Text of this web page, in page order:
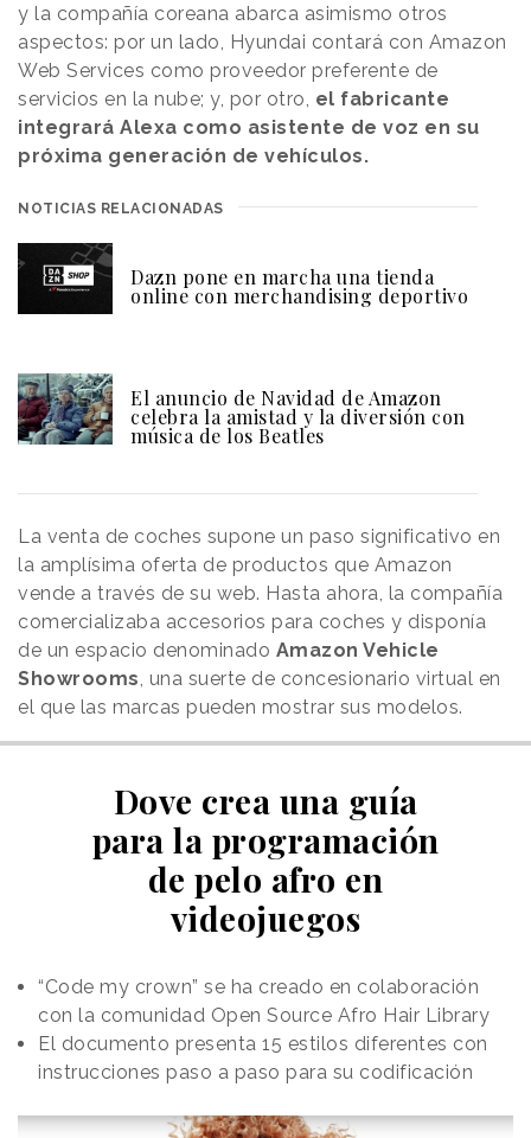
y la compañía coreana abarca asimismo otros
aspectos: por un lado, Hyundai contará con Amazon
Web Services como proveedor preferente de
servicios en la nube; y, por otro, el fabricante
integrará Alexa como asistente de voz en su
próxima generación de vehículos.
NOTICIAS RELACIONADAS
Dazn pone en marcha una tienda
online con merchandising deportivo
El anuncio de Navidad de Amazon
celebra la amistad y la diversión con
música de los Beatles
La venta de coches supone un paso significativo en
la amplísima oferta de productos que Amazon
vende a través de su web. Hasta ahora, la compañía
comercializaba accesorios para coches y disponía
de un espacio denominado Amazon Vehicle
Showrooms, una suerte de concesionario virtual en
el que las marcas pueden mostrar sus modelos.
Dove crea una guía
para la programación
de pelo afro en
videojuegos
“Code my crown” se ha creado en colaboración
con la comunidad Open Source Afro Hair Library
El documento presenta 15 estilos diferentes con
instrucciones paso a paso para su codificación